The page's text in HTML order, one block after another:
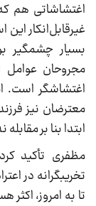
اغتشاشاتی هم
غیرقابل‌انکار
بسیار چشمگیر
مجروحان عوامل
اغتشاشگر است.
معترضان نیز
ابتدا بنا بر
مظفری تأکید
تخریبگرانه در
تا به امروز،